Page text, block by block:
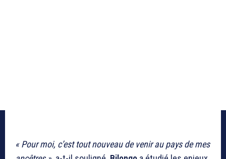
« Pour moi, c’est tout nouveau de venir au pays de mes